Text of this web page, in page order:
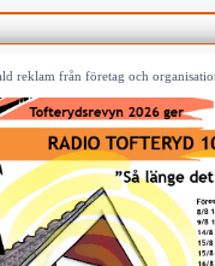
reklam från företag och